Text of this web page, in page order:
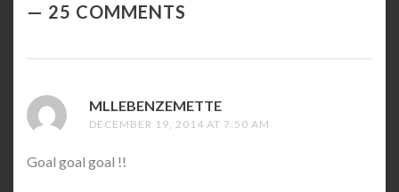
25 COMMENTS
MLLEBENZEMETTE
DECEMBER 19, 2014 AT 7:50 AM
Goal goal goal !!